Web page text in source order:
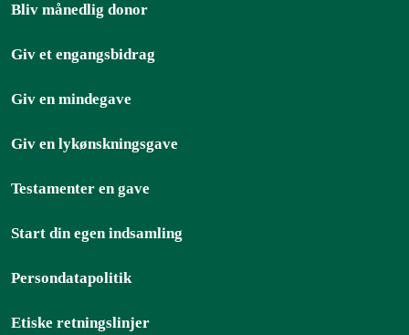
Bliv månedlig donor
Giv et engangsbidrag
Giv en mindegave
Giv en lykønskningsgave
Testamenter en gave
Start din egen indsamling
Persondatapolitik
Etiske retningslinjer